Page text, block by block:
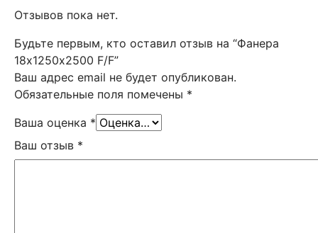
Отзывов пока нет.
Будьте первым, кто оставил отзыв на “Фанера
18х1250х2500 F/F”
Ваш адрес email не будет опубликован.
Обязательные поля помечены *
Ваша оценка *
Ваш отзыв *